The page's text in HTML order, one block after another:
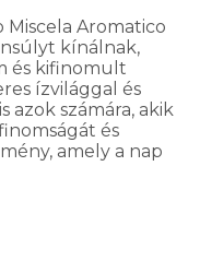
Miscela Aromatico
kínálnak,
és kifinomult
ízvilággal és
azok számára, akik
és
amely a nap